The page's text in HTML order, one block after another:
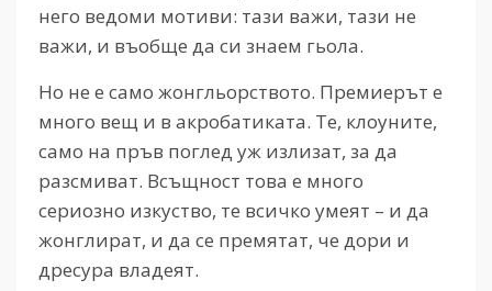
него ведоми мотиви: тази важи, тази не
важи, и въобще да си знаем гьола.
Но не е само жонгльорството. Премиерът е
много вещ и в акробатиката. Те, клоуните,
само на пръв поглед уж излизат, за да
разсмиват. Всъщност това е много
сериозно изкуство, те всичко умеят – и да
жонглират, и да се премятат, че дори и
дресура владеят.